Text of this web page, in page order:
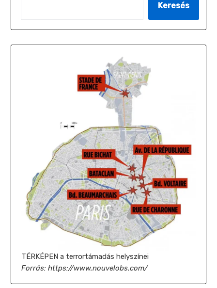
Keresés
TÉRKÉPEN a terrortámadás helyszínei
Forrás: https://www.nouvelobs.com/